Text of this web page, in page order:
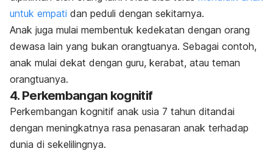
untuk empati dan peduli dengan sekitarnya.
Anak juga mulai membentuk kedekatan dengan orang
dewasa lain yang bukan orangtuanya. Sebagai contoh,
anak mulai dekat dengan guru, kerabat, atau teman
orangtuanya.
4. Perkembangan kognitif
Perkembangan kognitif anak usia 7 tahun ditandai
dengan meningkatnya rasa penasaran anak terhadap
dunia di sekelilingnya.